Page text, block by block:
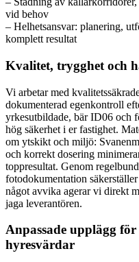
vid behov
– Helhetsansvar: planering,
komplett resultat
Kvalitet, trygghet och
Vi arbetar med
dokumenterad egenkontroll
yrkesutbildade, bär ID06 och
hög säkerhet i er fastighet.
om ytskikt och miljö:
och korrekt dosering
toppresultat. Genom
fotodokumentation
något avvika agerar vi direkt
jaga leverantören.
Anpassade upplägg
hyresvärdar